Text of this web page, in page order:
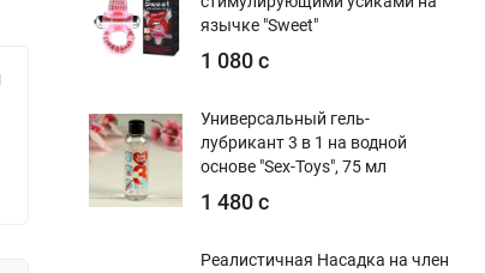
язычке "Sweet"
1 080 с
Универсальный гель-
лубрикант 3 в 1 на водной
основе "Sex-Toys", 75 мл
1 480 с
Реалистичная Насадка на член